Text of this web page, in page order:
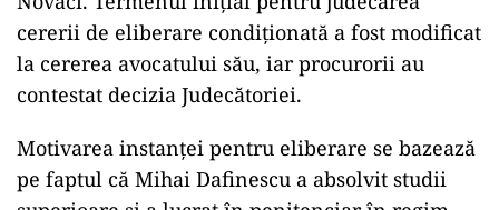
cererii de eliberare condiționată a fost modificat
la cererea avocatului său, iar procurorii au
contestat decizia Judecătoriei.